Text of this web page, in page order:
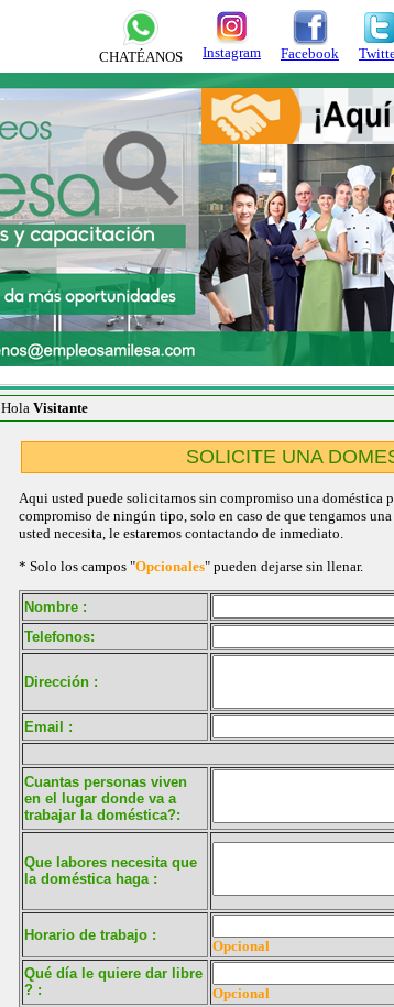
CHATÉANOS Instagram Facebook
Hola Visitante
SOLICITE UNA
Aqui usted puede solicitarnos sin compromiso una doméstica
compromiso de ningún tipo, solo en caso de que tengamos
usted necesita, le estaremos contactando de inmediato.
* Solo los campos "Opcionales" pueden dejarse sin llenar.
Nombre :
Telefonos:
Dirección :
Email :
Cuantas personas viven
en el lugar donde va a
trabajar la doméstica?:
Que labores necesita que
la doméstica haga :
Horario de trabajo :
Opcional
Qué día le quiere dar libre
? :
Opcional